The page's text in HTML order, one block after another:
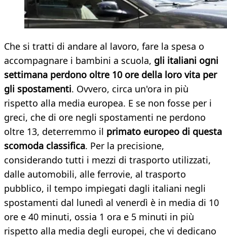
Che si tratti di andare al lavoro, fare la spesa o
accompagnare i bambini a scuola, gli italiani ogni
settimana perdono oltre 10 ore della loro vita per
gli spostamenti. Ovvero, circa un'ora in più
rispetto alla media europea. E se non fosse per i
greci, che di ore negli spostamenti ne perdono
oltre 13, deterremmo il primato europeo di questa
scomoda classifica. Per la precisione,
considerando tutti i mezzi di trasporto utilizzati,
dalle automobili, alle ferrovie, al trasporto
pubblico, il tempo impiegati dagli italiani negli
spostamenti dal lunedì al venerdì è in media di 10
ore e 40 minuti, ossia 1 ora e 5 minuti in più
rispetto alla media degli europei, che vi dedicano